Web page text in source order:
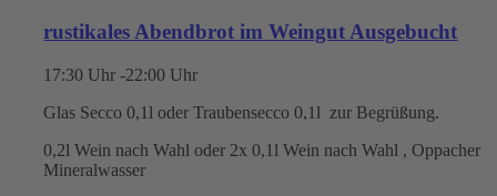
rustikales Abendbrot im Weingut Ausgebucht
17:30 Uhr -22:00 Uhr
Glas Secco 0,1l oder Traubensecco 0,1l zur Begrüßung.
0,2l Wein nach Wahl oder 2x 0,1l Wein nach Wahl , Oppacher
Mineralwasser